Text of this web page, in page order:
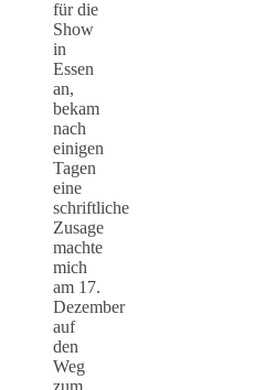
für die
Show
in
Essen
an,
bekam
nach
einigen
Tagen
eine
schriftliche
Zusage
machte
mich
am 17.
Dezember
auf
den
Weg
zum